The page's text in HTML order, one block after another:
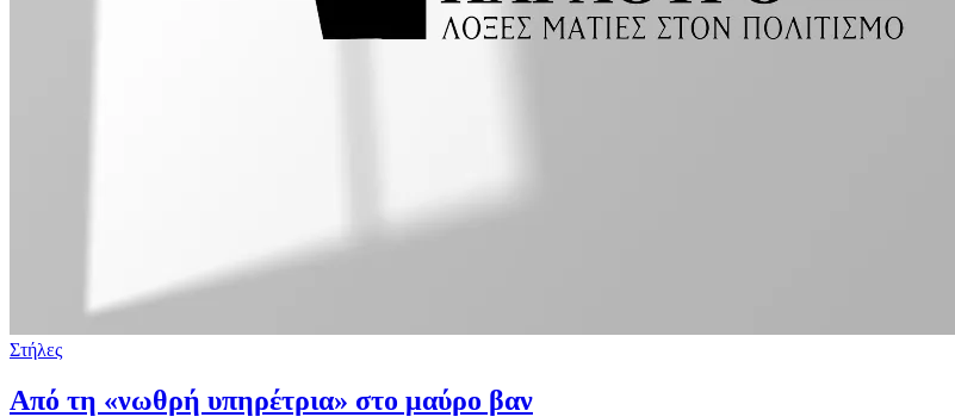
Στήλες
Από τη «νωθρή υπηρέτρια» στο μαύρο βαν